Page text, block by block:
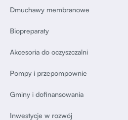
Dmuchawy membranowe
Biopreparaty
Akcesoria do oczyszczalni
Pompy i przepompownie
Gminy i dofinansowania
Inwestycje w rozwój